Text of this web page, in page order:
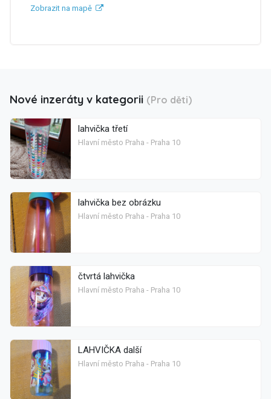
Zobrazit na mapě
Nové inzeráty v kategorii (Pro děti)
lahvička třetí
Hlavní město Praha - Praha 10
lahvička bez obrázku
Hlavní město Praha - Praha 10
čtvrtá lahvička
Hlavní město Praha - Praha 10
LAHVIČKA další
Hlavní město Praha - Praha 10